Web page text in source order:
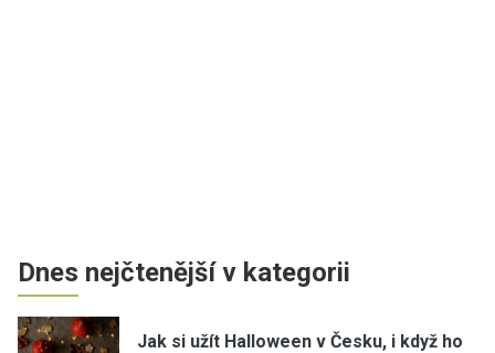
Dnes nejčtenější v kategorii
Jak si užít Halloween v Česku, i když ho